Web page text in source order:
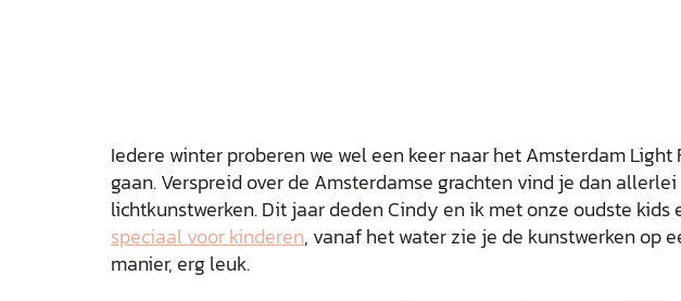
Iedere winter proberen we wel een keer naar het Amsterdam Light
gaan. Verspreid over de Amsterdamse grachten vind je dan allerlei
lichtkunstwerken. Dit jaar deden Cindy en ik met onze oudste kids
speciaal voor kinderen, vanaf het water zie je de kunstwerken op
manier, erg leuk.